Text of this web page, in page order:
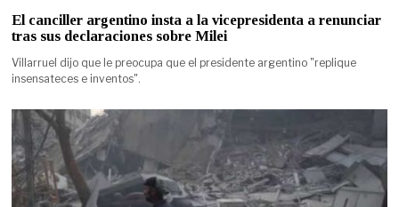
El canciller argentino insta a la vicepresidenta a renunciar
tras sus declaraciones sobre Milei
Villarruel dijo que le preocupa que el presidente argentino "replique
insensateces e inventos".